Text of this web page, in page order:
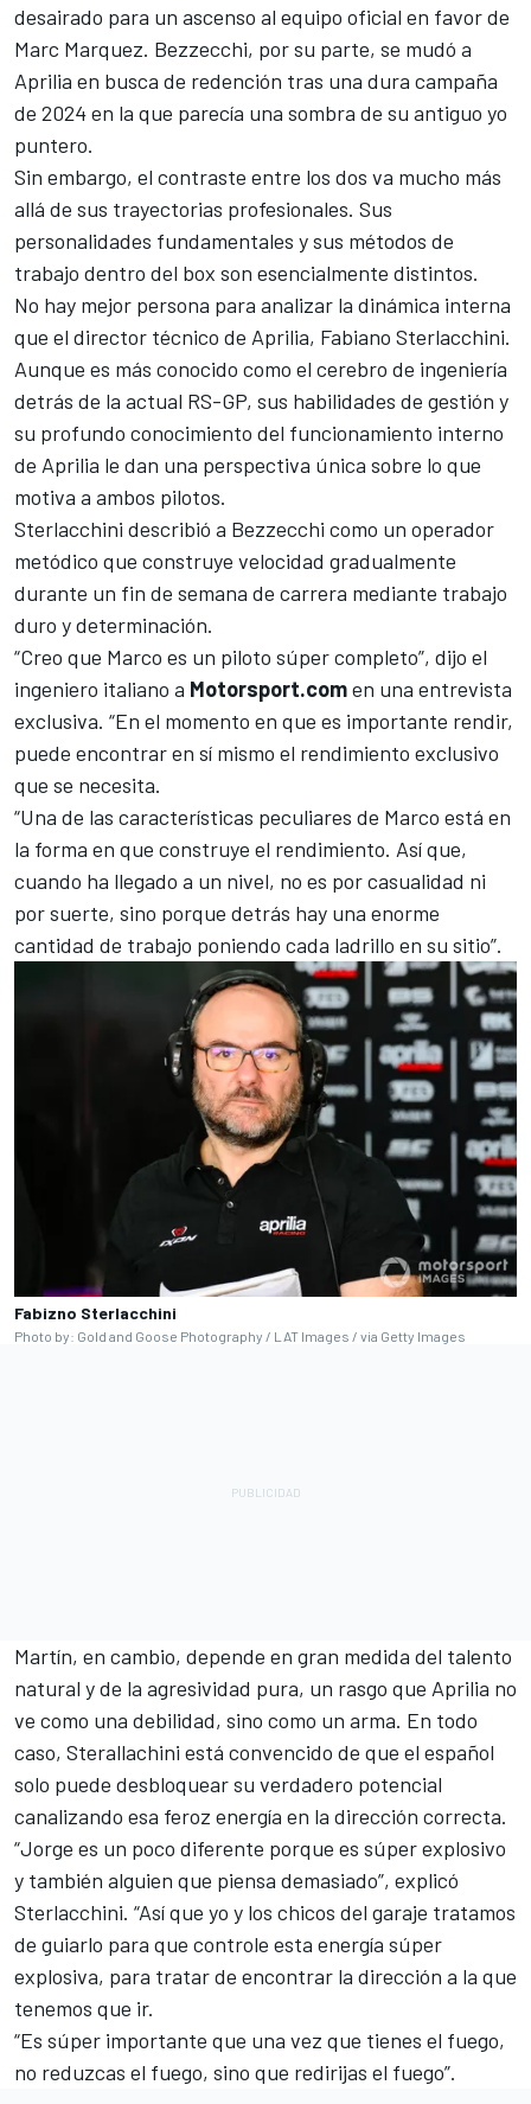
desairado para un ascenso al equipo oficial en favor de
Marc Marquez. Bezzecchi, por su parte, se mudó a
Aprilia en busca de redención tras una dura campaña
de 2024 en la que parecía una sombra de su antiguo yo
puntero.
Sin embargo, el contraste entre los dos va mucho más
allá de sus trayectorias profesionales. Sus
personalidades fundamentales y sus métodos de
trabajo dentro del box son esencialmente distintos.
No hay mejor persona para analizar la dinámica interna
que el director técnico de Aprilia, Fabiano Sterlacchini.
Aunque es más conocido como el cerebro de ingeniería
detrás de la actual RS-GP, sus habilidades de gestión y
su profundo conocimiento del funcionamiento interno
de Aprilia le dan una perspectiva única sobre lo que
motiva a ambos pilotos.
Sterlacchini describió a Bezzecchi como un operador
metódico que construye velocidad gradualmente
durante un fin de semana de carrera mediante trabajo
duro y determinación.
“Creo que Marco es un piloto súper completo”, dijo el
ingeniero italiano a Motorsport.comen una entrevista
exclusiva. “En el momento en que es importante rendir,
puede encontrar en sí mismo el rendimiento exclusivo
que se necesita.
“Una de las características peculiares de Marco está en
la forma en que construye el rendimiento. Así que,
cuando ha llegado a un nivel, no es por casualidad ni
por suerte, sino porque detrás hay una enorme
cantidad de trabajo poniendo cada ladrillo en su sitio”.
Fabizno Sterlacchini
Photo by: Gold and Goose Photography / LAT Images / via Getty Images
Martín, en cambio, depende en gran medida del talento
natural y de la agresividad pura, un rasgo que Aprilia no
ve como una debilidad, sino como un arma. En todo
caso, Sterallachini está convencido de que el español
solo puede desbloquear su verdadero potencial
canalizando esa feroz energía en la dirección correcta.
“Jorge es un poco diferente porque es súper explosivo
y también alguien que piensa demasiado”, explicó
Sterlacchini. “Así que yo y los chicos del garaje tratamos
de guiarlo para que controle esta energía súper
explosiva, para tratar de encontrar la dirección a la que
tenemos que ir.
“Es súper importante que una vez que tienes el fuego,
no reduzcas el fuego, sino que redirijas el fuego”.